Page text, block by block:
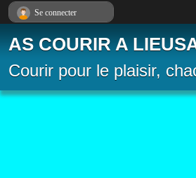
AS COURIR A
Courir pour le plaisir,
Se connecter
Panneau de gestion des cookies